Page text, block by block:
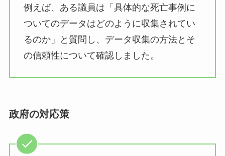
例えば、ある議員は「具体的な死亡事例に
ついてのデータはどのように収集されてい
るのか」と質問し、データ収集の方法とそ
の信頼性について確認しました。
政府の対応策